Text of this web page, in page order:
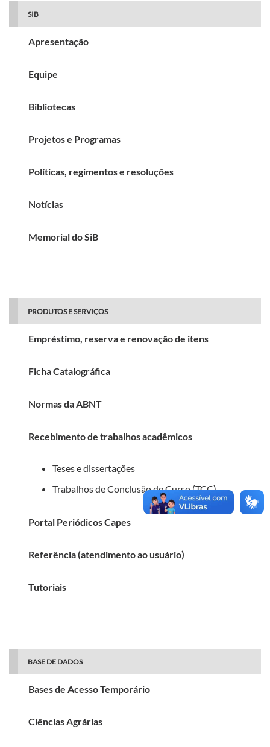
SIB
Apresentação
Equipe
Bibliotecas
Projetos e Programas
Políticas, regimentos e resoluções
Notícias
Memorial do SiB
PRODUTOS E SERVIÇOS
Empréstimo, reserva e renovação de itens
Ficha Catalográfica
Normas da ABNT
Recebimento de trabalhos acadêmicos
Teses e dissertações
Trabalhos de Conclusão de Curso (TCC)
Portal Periódicos Capes
Referência (atendimento ao usuário)
Tutoriais
BASE DE DADOS
Bases de Acesso Temporário
Ciências Agrárias